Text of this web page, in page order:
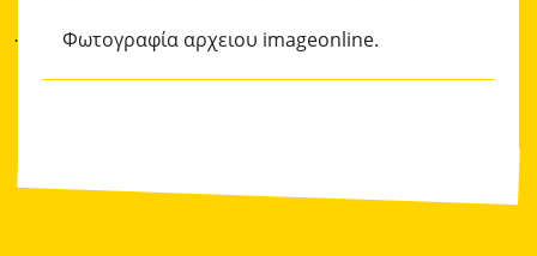
· Φωτογραφία αρχειου imageonline.